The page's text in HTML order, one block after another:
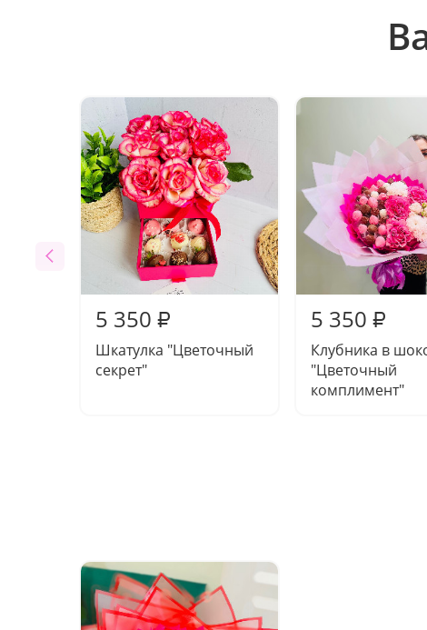
5 350 ₽
Шкатулка "Цветочный
секрет"
5 350 ₽
Клубника в
"Цветочный
комплимент"